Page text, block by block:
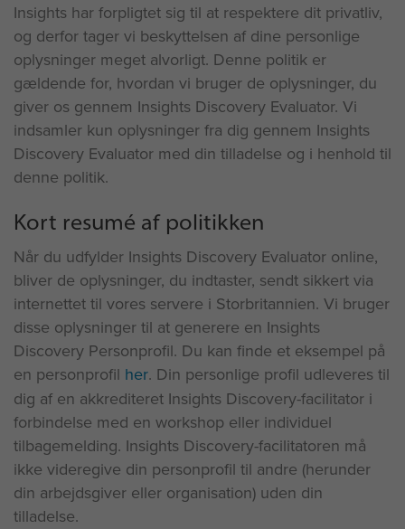
Insights har forpligtet sig til at respektere dit privatliv,
og derfor tager vi beskyttelsen af dine personlige
oplysninger meget alvorligt. Denne politik er
gældende for, hvordan vi bruger de oplysninger, du
giver os gennem Insights Discovery Evaluator. Vi
indsamler kun oplysninger fra dig gennem Insights
Discovery Evaluator med din tilladelse og i henhold til
denne politik.
Kort resumé af politikken
Når du udfylder Insights Discovery Evaluator online,
bliver de oplysninger, du indtaster, sendt sikkert via
internettet til vores servere i Storbritannien. Vi bruger
disse oplysninger til at generere en Insights
Discovery Personprofil. Du kan finde et eksempel på
en personprofil her. Din personlige profil udleveres til
dig af en akkrediteret Insights Discovery-facilitator i
forbindelse med en workshop eller individuel
tilbagemelding. Insights Discovery-facilitatoren må
ikke videregive din personprofil til andre (herunder
din arbejdsgiver eller organisation) uden din
tilladelse.